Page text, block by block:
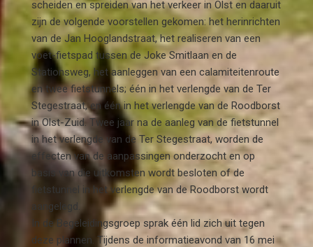
scheiden en spreiden van het verkeer in Olst en daaruit
zijn de volgende voorstellen gekomen: het herinrichten
van de Jan Hooglandstraat, het realiseren van een
voet-fietspad tussen de Joke Smitlaan en de
Stationsweg, het aanleggen van een calamiteitenroute
en twee fietstunnels; één in het verlengde van de Ter
Stegestraat, en één in het verlengde van de Roodborst
in Olst-Zuid. Twee jaar na de aanleg van de fietstunnel
in het verlengde van de Ter Stegestraat, worden de
effecten van de aanpassingen onderzocht en op
basis van die uitkomsten wordt besloten of de
fietstunnel in het verlengde van de Roodborst wordt
aangelegd.
In de Begeleidingsgroep sprak één lid zich uit tegen
deze plannen. Tijdens de informatieavond van 16 mei